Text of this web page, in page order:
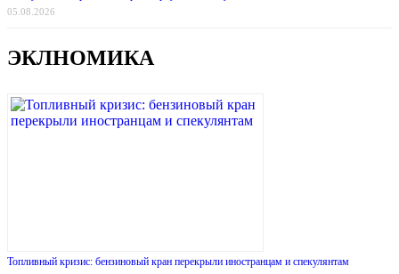
05.08.2026
ЭКЛНОМИКА
Топливный кризис: бензиновый кран перекрыли иностранцам и спекулянтам